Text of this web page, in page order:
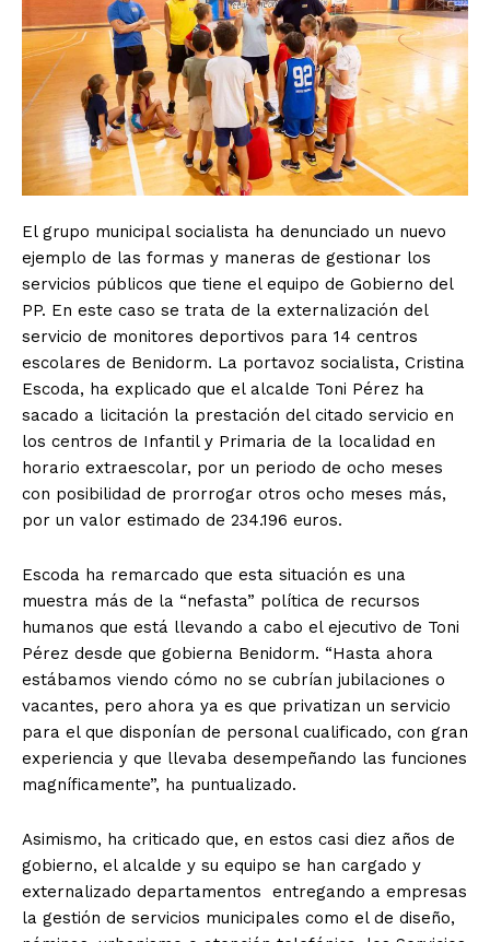
El grupo municipal socialista ha denunciado un nuevo
ejemplo de las formas y maneras de gestionar los
servicios públicos que tiene el equipo de Gobierno del
PP. En este caso se trata de la externalización del
servicio de monitores deportivos para 14 centros
escolares de Benidorm. La portavoz socialista, Cristina
Escoda, ha explicado que el alcalde Toni Pérez ha
sacado a licitación la prestación del citado servicio en
los centros de Infantil y Primaria de la localidad en
horario extraescolar, por un periodo de ocho meses
con posibilidad de prorrogar otros ocho meses más,
por un valor estimado de 234.196 euros.
Escoda ha remarcado que esta situación es una
muestra más de la “nefasta” política de recursos
humanos que está llevando a cabo el ejecutivo de Toni
Pérez desde que gobierna Benidorm. “Hasta ahora
estábamos viendo cómo no se cubrían jubilaciones o
vacantes, pero ahora ya es que privatizan un servicio
para el que disponían de personal cualificado, con gran
experiencia y que llevaba desempeñando las funciones
magníficamente”, ha puntualizado.
Asimismo, ha criticado que, en estos casi diez años de
gobierno, el alcalde y su equipo se han cargado y
externalizado departamentos entregando a empresas
la gestión de servicios municipales como el de diseño,